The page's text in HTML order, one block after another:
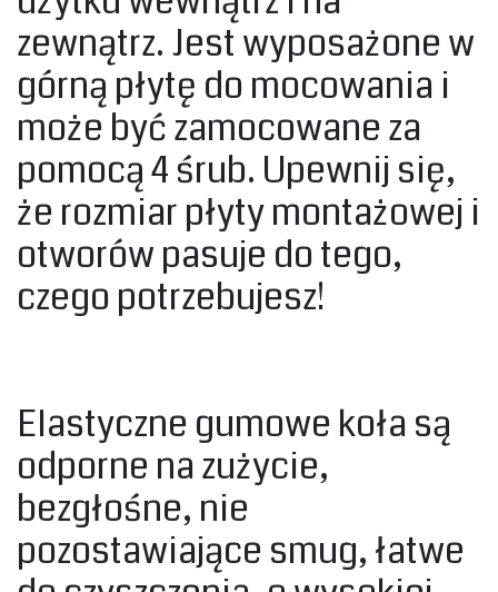
zewnątrz. Jest wyposażone w
górną płytę do mocowania i
może być zamocowane za
pomocą 4 śrub. Upewnij się,
że rozmiar płyty montażowej i
otworów pasuje do tego,
czego potrzebujesz!‎
‎Elastyczne gumowe koła są
odporne na zużycie,
bezgłośne, nie
pozostawiające smug, łatwe